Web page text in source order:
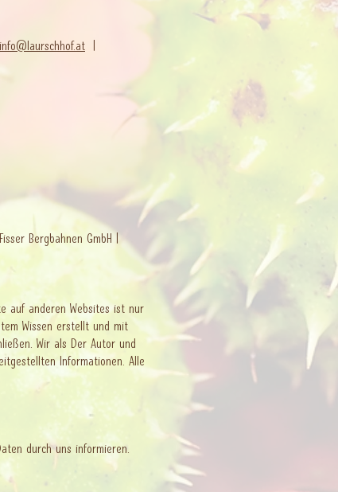
info@laurschhof.at
Bergbahnen GmbH |
auf anderen Websites ist nur
Wissen erstellt und mit
Wir als Der Autor und
Informationen. Alle
durch uns informieren.